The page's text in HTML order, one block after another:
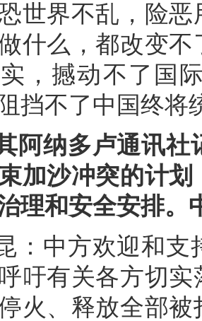
世界不乱，险
什么，都改变
，撼动不了国
挡不了中国终将
阿纳多卢通讯社
加沙冲突的计
理和安全安排。
：中方欢迎和支
吁有关各方切
火、释放全部